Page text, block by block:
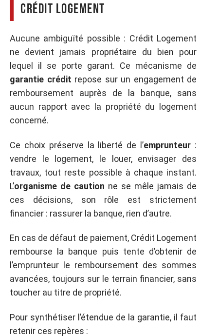
Crédit Logement
Aucune ambiguïté possible : Crédit Logement
ne devient jamais propriétaire du bien pour
lequel il se porte garant. Ce mécanisme de
garantie crédit repose sur un engagement de
remboursement auprès de la banque, sans
aucun rapport avec la propriété du logement
concerné.
Ce choix préserve la liberté de l’emprunteur :
vendre le logement, le louer, envisager des
travaux, tout reste possible à chaque instant.
L’organisme de caution ne se mêle jamais de
ces décisions, son rôle est strictement
financier : rassurer la banque, rien d’autre.
En cas de défaut de paiement, Crédit Logement
rembourse la banque puis tente d’obtenir de
l’emprunteur le remboursement des sommes
avancées, toujours sur le terrain financier, sans
toucher au titre de propriété.
Pour synthétiser l’étendue de la garantie, il faut
retenir ces repères :